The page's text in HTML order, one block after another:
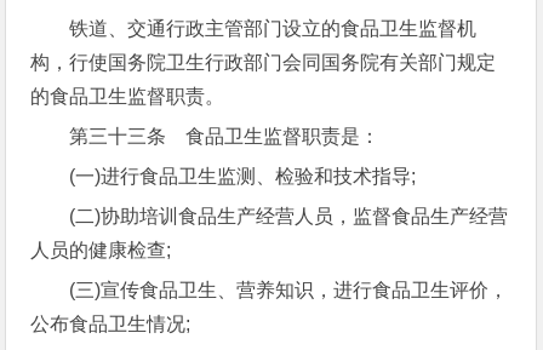
铁道、交通行政主管部门设立的食品卫生监督机
构，行使国务院卫生行政部门会同国务院有关部门规定
的食品卫生监督职责。
第三十三条 食品卫生监督职责是：
(一)进行食品卫生监测、检验和技术指导;
(二)协助培训食品生产经营人员，监督食品生产经营
人员的健康检查;
(三)宣传食品卫生、营养知识，进行食品卫生评价，
公布食品卫生情况;